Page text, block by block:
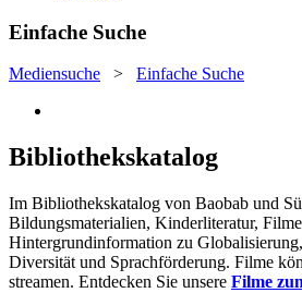
Einfache Suche
Mediensuche > Einfache Suche
Bibliothekskatalog
Im Bibliothekskatalog von Baobab und
Bildungsmaterialien, Kinderliteratur,
Hintergrundinformation zu
Diversität und Sprachförderung. Filme
streamen. Entdecken Sie unsere Filme